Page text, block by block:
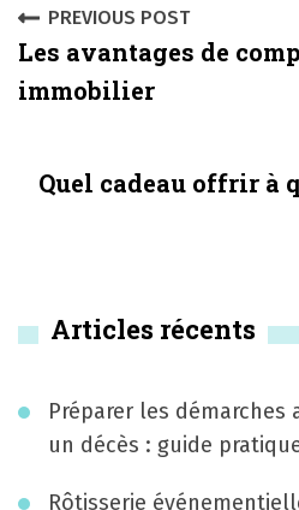
P
o
i
g
t
PREVIOUS POST
Les avantages de
immobilier
Quel cadeau offrir à
Articles récents
Préparer les démarches
un décès : guide
Rôtisserie